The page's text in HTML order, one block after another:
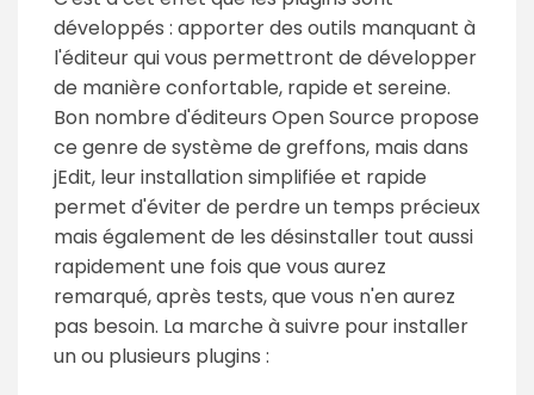
développés : apporter des outils manquant à
l'éditeur qui vous permettront de développer
de manière confortable, rapide et sereine.
Bon nombre d'éditeurs Open Source propose
ce genre de système de greffons, mais dans
jEdit, leur installation simplifiée et rapide
permet d'éviter de perdre un temps précieux
mais également de les désinstaller tout aussi
rapidement une fois que vous aurez
remarqué, après tests, que vous n'en aurez
pas besoin. La marche à suivre pour installer
un ou plusieurs plugins :